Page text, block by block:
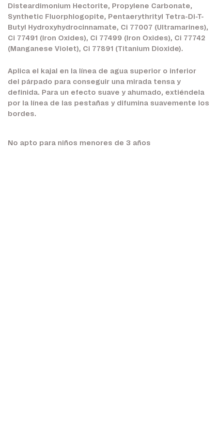
Disteardimonium Hectorite, Propylene Carbonate,
Synthetic Fluorphlogopite, Pentaerythrityl Tetra-Di-T-
Butyl Hydroxyhydrocinnamate, Ci 77007 (Ultramarines),
Ci 77491 (Iron Oxides), Ci 77499 (Iron Oxides), Ci 77742
(Manganese Violet), Ci 77891 (Titanium Dioxide).
Aplica el kajal en la línea de agua superior o inferior
del párpado para conseguir una mirada tensa y
definida. Para un efecto suave y ahumado, extiéndela
por la línea de las pestañas y difumina suavemente los
bordes.
No apto para niños menores de 3 años